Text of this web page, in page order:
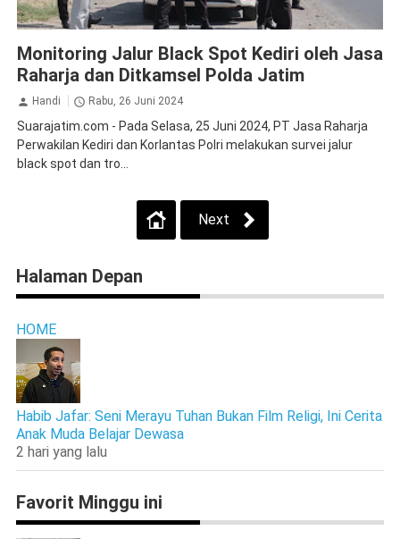
Monitoring Jalur Black Spot Kediri oleh Jasa
Raharja dan Ditkamsel Polda Jatim
Handi Rabu, 26 Juni 2024
Suarajatim.com - Pada Selasa, 25 Juni 2024, PT Jasa Raharja
Perwakilan Kediri dan Korlantas Polri melakukan survei jalur
black spot dan tro...
Next
Halaman Depan
HOME
Habib Jafar: Seni Merayu Tuhan Bukan Film Religi, Ini Cerita
Anak Muda Belajar Dewasa
2 hari yang lalu
Favorit Minggu ini